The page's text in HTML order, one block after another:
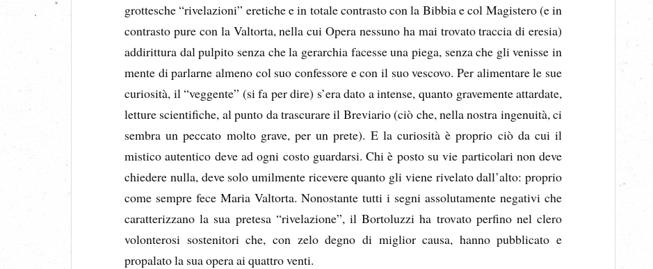
grottesche “rivelazioni” eretiche e in totale contrasto con la Bibbia e col Magistero (e in
contrasto pure con la Valtorta, nella cui Opera nessuno ha mai trovato traccia di eresia)
addirittura dal pulpito senza che la gerarchia facesse una piega, senza che gli venisse in
mente di parlarne almeno col suo confessore e con il suo vescovo. Per alimentare le sue
curiosità, il “veggente” (si fa per dire) s’era dato a intense, quanto gravemente attardate,
letture scientifiche, al punto da trascurare il Breviario (ciò che, nella nostra ingenuità, ci
sembra un peccato molto grave, per un prete). E la curiosità è proprio ciò da cui il
mistico autentico deve ad ogni costo guardarsi. Chi è posto su vie particolari non deve
chiedere nulla, deve solo umilmente ricevere quanto gli viene rivelato dall’alto: proprio
come sempre fece Maria Valtorta. Nonostante tutti i segni assolutamente negativi che
caratterizzano la sua pretesa “rivelazione”, il Bortoluzzi ha trovato perfino nel clero
volonterosi sostenitori che, con zelo degno di miglior causa, hanno pubblicato e
propalato la sua opera ai quattro venti.